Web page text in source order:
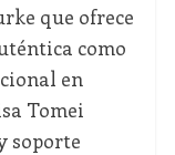
que ofrece
como
en
Tomei
soporte